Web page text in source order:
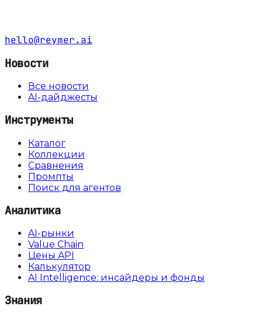
hello@reymer.ai
Новости
Все новости
AI-дайджесты
Инструменты
Каталог
Коллекции
Сравнения
Промпты
Поиск для агентов
Аналитика
AI-рынки
Value Chain
Цены API
Калькулятор
AI Intelligence: инсайдеры и фонды
Знания